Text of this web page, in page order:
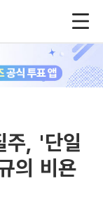
주, '단일
의 비욘